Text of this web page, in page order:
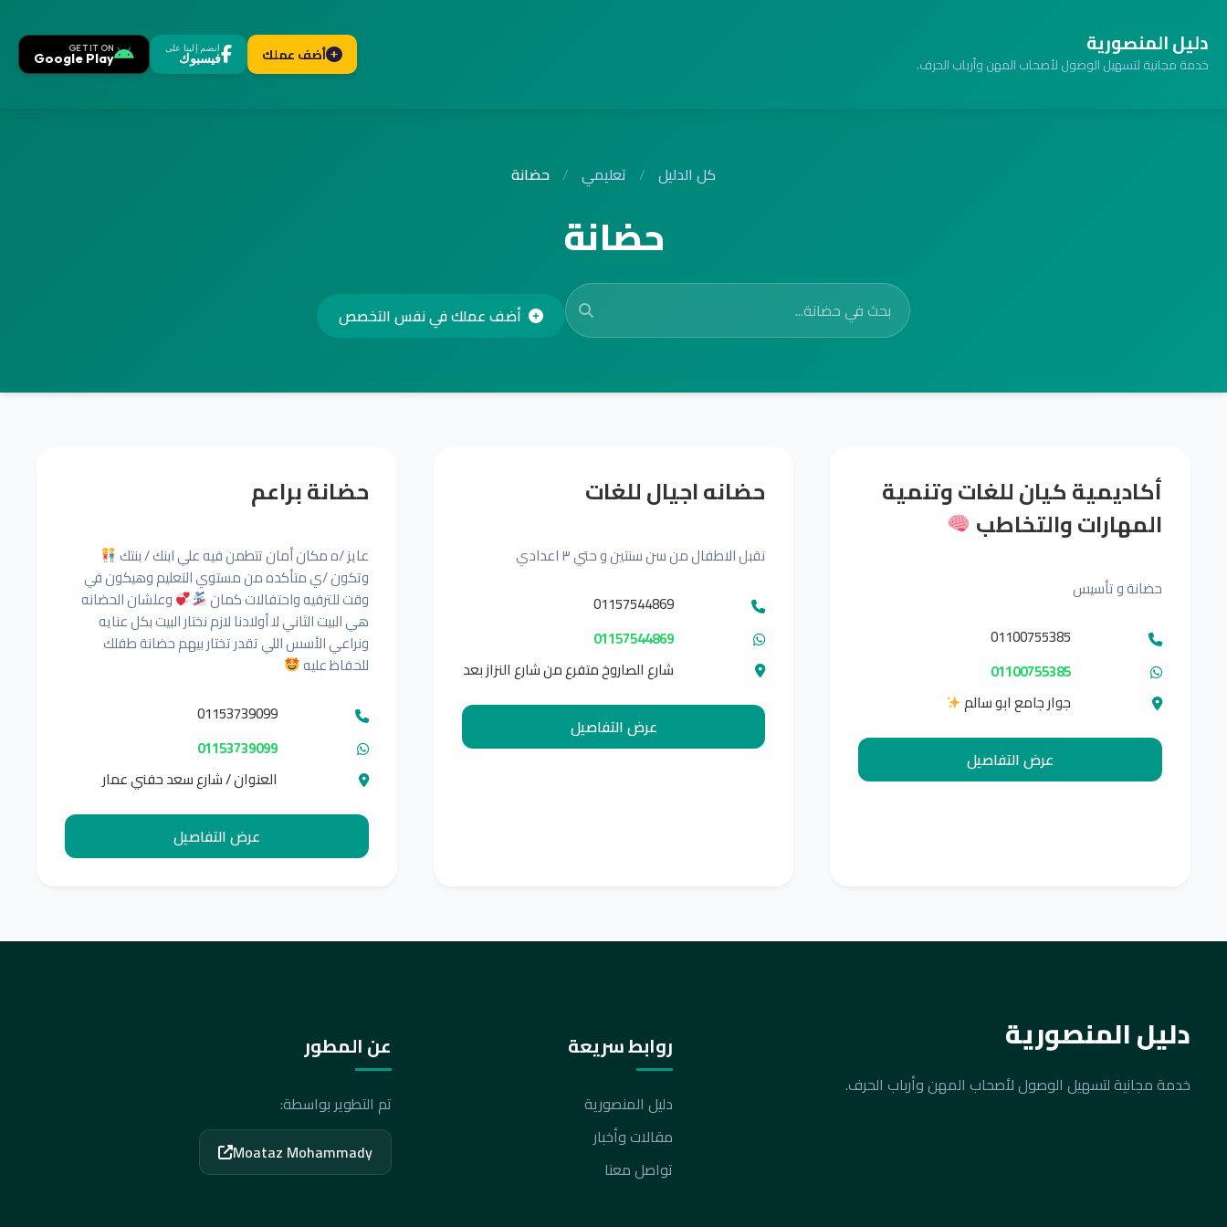
دليل المنصورية
خدمة مجانية لتسهيل الوصول لأصحاب المهن وأرباب الحرف. أضف عملك انضم إلينا على
فيسبوك
GET IT ON
Google Play
كل الدليل / تعليمي / حضانة
حضانة
أضف عملك في نفس التخصص
أكاديمية كيان للغات وتنمية
المهارات والتخاطب
حضانة و تأسيس
01100755385
01100755385
جوار جامع ابو سالم
عرض التفاصيل
حضانه اجيال للغات
نقبل الاطفال من سن سنتين و حتي ٣ اعدادي
01157544869
01157544869
شارع الصاروخ متفرع من شارع النزاز بعد
عرض التفاصيل
حضانة براعم
عايز /ه مكان أمان تتطمن فيه علي ابنك / بنتك
وتكون /ي متأكده من مستوي التعليم وهيكون في
وقت للترفيه واحتفالات كمان
وعلشان الحضانه
هي البيت الثاني لا أولادنا لازم نختار البيت بكل عنايه
ونراعي الأسس اللي تقدر تختار بيهم حضانة طفلك
للحفاظ عليه
01153739099
01153739099
العنوان / شارع سعد حفني عمار
منزل/ الحاج أبو السعود اغا
عرض التفاصيل
دليل المنصورية
خدمة مجانية لتسهيل الوصول لأصحاب المهن وأرباب الحرف.
روابط سريعة
دليل المنصورية
مقالات وأخبار
تواصل معنا
عن المطور
تم التطوير بواسطة:
Moataz Mohammady